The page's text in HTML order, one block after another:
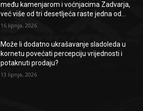
među kamenjarom i voćnjacima Zadvarja,
već više od tri desetljeća raste jedna od...
16 lipnja, 2026
Može li dodatno ukrašavanje sladoleda u
kornetu povećati percepciju vrijednosti i
potaknuti prodaju?
13 lipnja, 2026